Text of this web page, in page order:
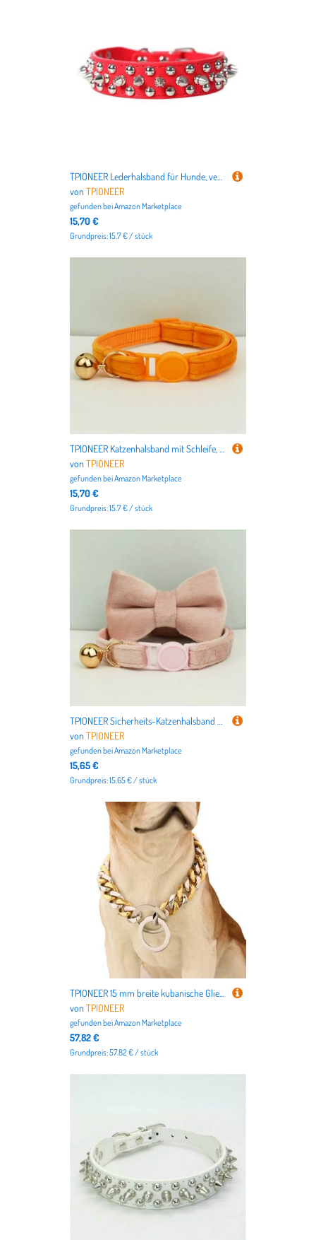
TPIONEER Lederhalsband für Hunde, verstellbar, mit Halsband, PU-Leder, Punk-Nieten, Spike-Hundehalsband, Haustierhalsbänder für kleine Katzen
vonTPIONEER
gefunden beiAmazon Marketplace
15,70 €
Grundpreis: 15.7 € / stück
TPIONEER Katzenhalsband mit Schleife, verstellbar, Sicherheitshalsband für Haustiere, Samt, verhindert Ersticken der Katze
vonTPIONEER
gefunden beiAmazon Marketplace
15,70 €
Grundpreis: 15.7 € / stück
TPIONEER Sicherheits-Katzenhalsband mit Fliege, verstellbares Kätzchenhalsband aus Samt mit Glöckchen, Anti-Würge-Design für Hauskatzen
vonTPIONEER
gefunden beiAmazon Marketplace
15,65 €
Grundpreis: 15.65 € / stück
TPIONEER 15 mm breite kubanische Gliederkette für Hunde, goldfarbenes, strapazierfähiges Metallhalsband mit Schlupfkette, modisches Haustierschmuck-Accessoire
vonTPIONEER
gefunden beiAmazon Marketplace
57,82 €
Grundpreis: 57.82 € / stück